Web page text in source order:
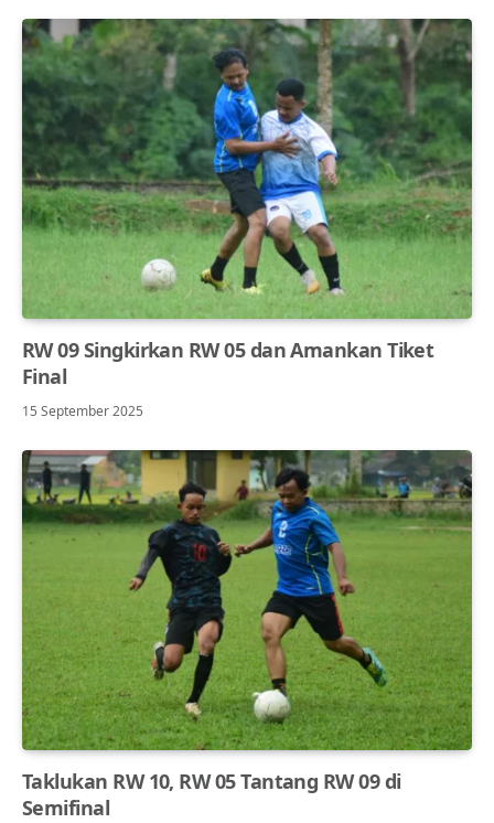
RW 09 Singkirkan RW 05 dan Amankan Tiket
Final
15 September 2025
Taklukan RW 10, RW 05 Tantang RW 09 di
Semifinal